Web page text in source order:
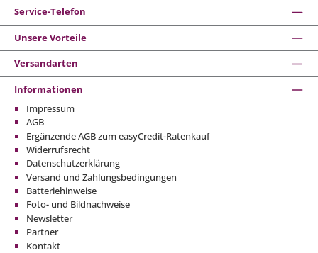
Service-Telefon
Unsere Vorteile
Versandarten
Informationen
Impressum
AGB
Ergänzende AGB zum easyCredit-Ratenkauf
Widerrufsrecht
Datenschutzerklärung
Versand und Zahlungsbedingungen
Batteriehinweise
Foto- und Bildnachweise
Newsletter
Partner
Kontakt